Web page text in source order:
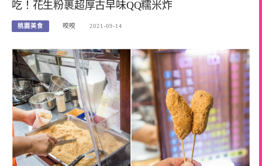
吃！花生粉裹超厚古早味QQ糯米炸
桃園美食 咬咬 2021-09-14